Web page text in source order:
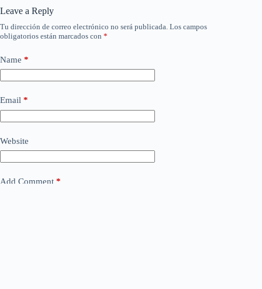
Leave a Reply
Tu dirección de correo electrónico no será publicada. Los campos
obligatorios están marcados con *
Name *
Email *
Website
Add Comment *